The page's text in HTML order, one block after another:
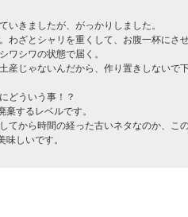
いきましたが、がっかりしました。
わざとシャリを重くして、お腹一杯にさ
ワシワの状態で届く。
産じゃないんだから、作り置きしないで下
どういう事！？
するレベルです。
てから時間の経った古いネタなのか、こ
しいです。